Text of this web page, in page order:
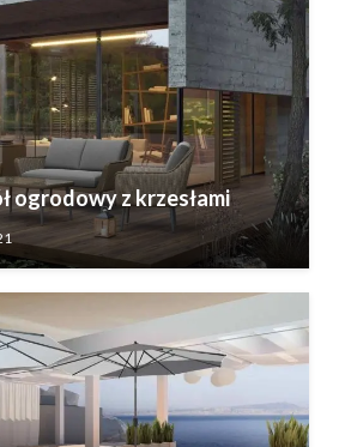
ogrodowy z krzesłami